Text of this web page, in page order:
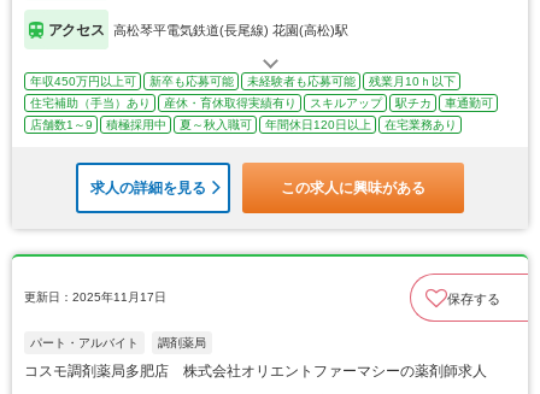
アクセス 高松琴平電気鉄道(長尾線) 花園(高松)駅
年収450万円以上可 新卒も応募可能 未経験者も応募可能
残業月10ｈ以下
住宅補助（手当）あり
産休・育休取得実績有り スキルアップ 駅チカ
車通勤可
店舗数1～9
積極採用中 夏～秋入職可 年間休日120日以上 在宅業務あり
求人の詳細を見る この求人に興味がある
更新日：2025年11月17日 保存する
パート・アルバイト 調剤薬局
コスモ調剤薬局多肥店 株式会社オリエントファーマシーの薬剤師求人